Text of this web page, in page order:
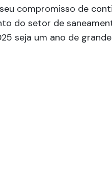
compromisso de
do setor de
seja um ano de